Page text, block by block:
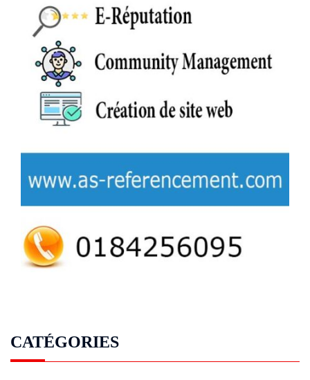
CATÉGORIES